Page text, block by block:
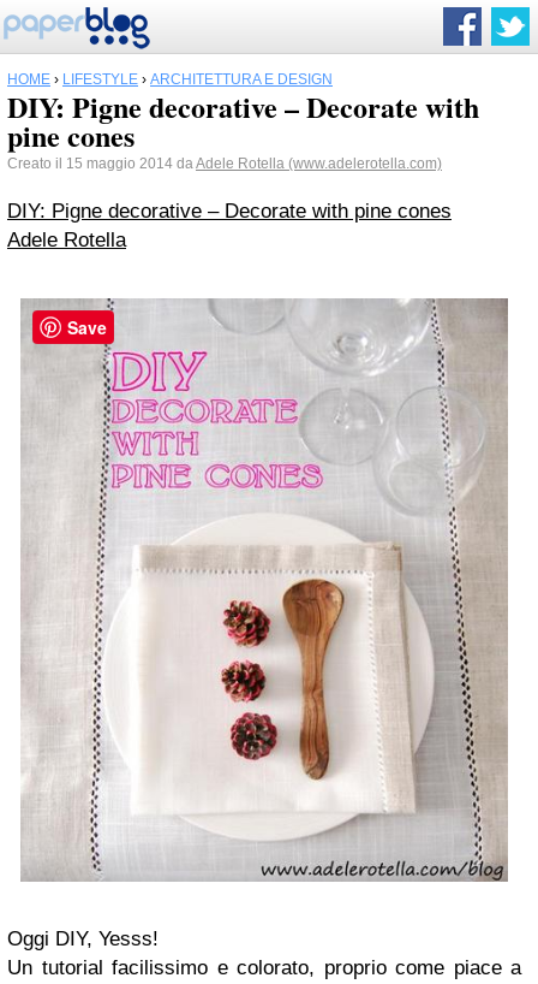
HOME › LIFESTYLE › ARCHITETTURA E DESIGN
DIY: Pigne decorative – Decorate with
pine cones
Creato il 15 maggio 2014 daAdele Rotella (www.adelerotella.com)
DIY: Pigne decorative – Decorate with pine cones
Adele Rotella
Oggi DIY, Yesss!
Un tutorial facilissimo e colorato, proprio come piace a
Save